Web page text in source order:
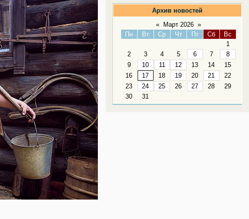
Архив новостей
«
Март 2026 »
Пн
Вт Ср Чт Пт Сб
Вс
1
2
3 4 5 6 7
8
9
10 11 12 13 14
15
16
17 18 19 20 21
22
23
24 25 26 27 28
29
30
31